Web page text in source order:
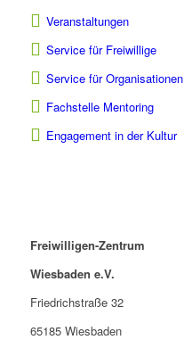
Veranstaltungen
Service für Freiwillige
Service für Organisationen
Fachstelle Mentoring
Engagement in der Kultur
Freiwilligen-Zentrum
Wiesbaden e.V.
Friedrichstraße 32
65185 Wiesbaden